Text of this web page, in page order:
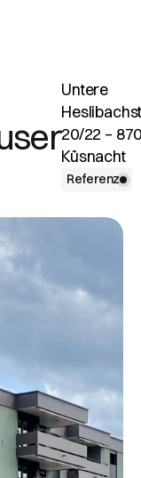
Untere
20/22 –
Küsnacht
Referenz